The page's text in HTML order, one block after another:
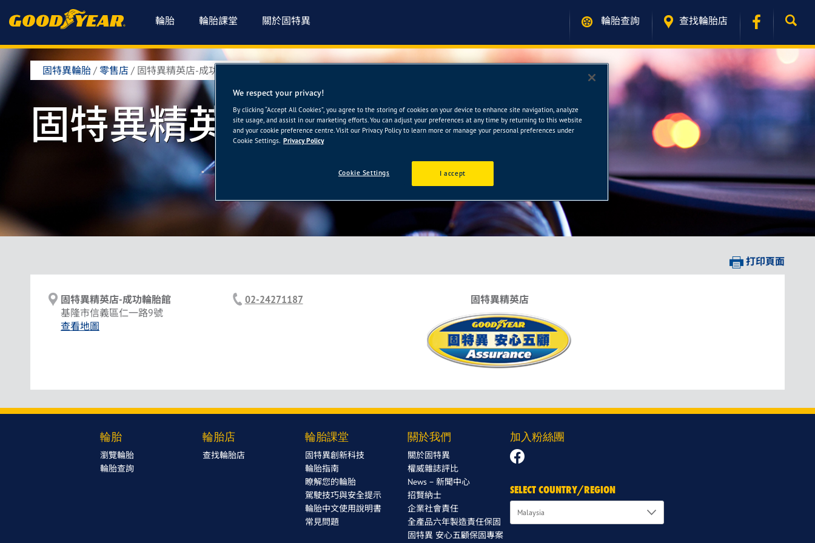
輪胎 輪胎課堂 關於固特異 輪胎查詢 查找輪胎店
固特異輪胎 / 零售店 / 固特異精英店-成功輪胎館
固特異精英店-成功輪胎館
打印頁面
固特異精英店-成功輪胎館
基隆市信義區仁一路9號
查看地圖
02-24271187 固特異精英店
輪胎
瀏覽輪胎
輪胎查詢
輪胎店
查找輪胎店
輪胎課堂
固特異創新科技
輪胎指南
瞭解您的輪胎
駕駛技巧與安全提示
輪胎中文使用說明書
常見問題
關於我們
關於固特異
權威雜誌評比
News – 新聞中心
招賢納士
企業社會責任
全產品六年製造責任保固
固特異 安心五顧保固專案
加入粉絲團
SELECT COUNTRY/REGION
We respect your privacy!
By clicking “Accept All Cookies”, you agree to the storing of cookies on your device to enhance site navigation, analyze
site usage, and assist in our marketing efforts. You can adjust your preferences at any time by returning to this website
and your cookie preference centre. Visit our Privacy Policy to learn more or manage your personal preferences under
Cookie Settings. Privacy Policy
I accept
Cookie Settings